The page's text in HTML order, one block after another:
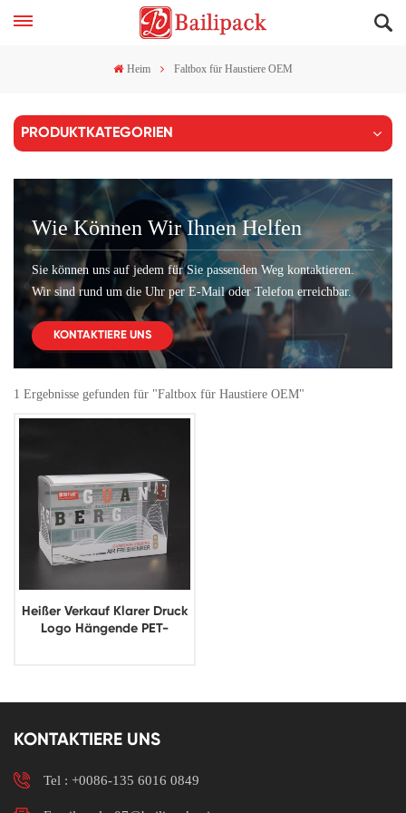
Heim Faltbox für Haustiere OEM
PRODUKTKATEGORIEN
Wie Können Wir Ihnen Helfen
Sie können uns auf jedem für Sie passenden Weg kontaktieren.
Wir sind rund um die Uhr per E-Mail oder Telefon erreichbar.
KONTAKTIERE UNS
1 Ergebnisse gefunden für "Faltbox für Haustiere OEM"
Heißer Verkauf Klarer Druck
Logo Hängende PET-
KONTAKTIERE UNS
Tel : +0086-135 6016 0849